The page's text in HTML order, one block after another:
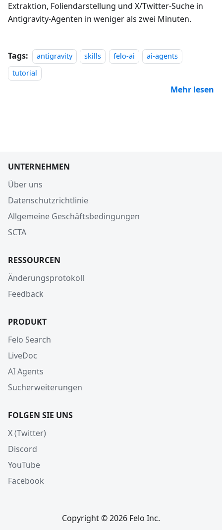
Extraktion, Foliendarstellung und X/Twitter-Suche in
Antigravity-Agenten in weniger als zwei Minuten.
Tags: antigravity skills felo-ai
ai-agents
tutorial
Mehr lesen
UNTERNEHMEN
Über uns
Datenschutzrichtlinie
Allgemeine Geschäftsbedingungen
SCTA
RESSOURCEN
Änderungsprotokoll
Feedback
PRODUKT
Felo Search
LiveDoc
AI Agents
Sucherweiterungen
FOLGEN SIE UNS
X (Twitter)
Discord
YouTube
Facebook
Copyright © 2026 Felo Inc.